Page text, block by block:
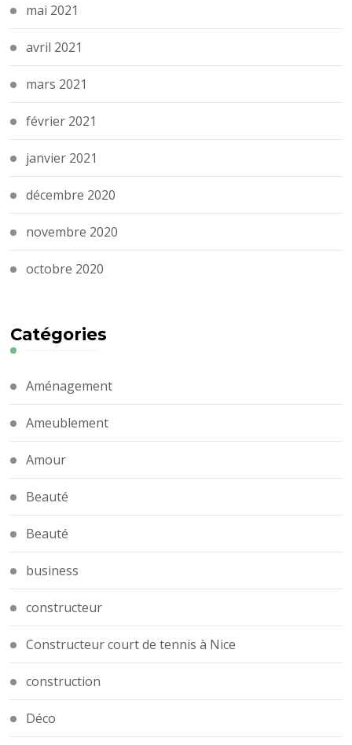
mai 2021
avril 2021
mars 2021
février 2021
janvier 2021
décembre 2020
novembre 2020
octobre 2020
Catégories
Aménagement
Ameublement
Amour
Beauté
Beauté
business
constructeur
Constructeur court de tennis à Nice
construction
Déco